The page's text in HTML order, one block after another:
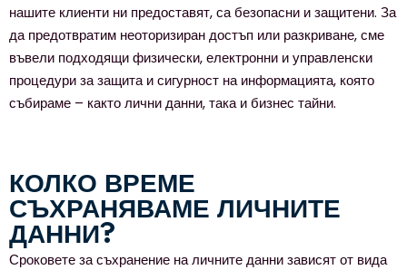
нашите клиенти ни предоставят, са безопасни и защитени. За
да предотвратим неоторизиран достъп или разкриване, сме
въвели подходящи физически, електронни и управленски
процедури за защита и сигурност на информацията, която
събираме – както лични данни, така и бизнес тайни.
КОЛКО ВРЕМЕ
СЪХРАНЯВАМЕ ЛИЧНИТЕ
ДАННИ?
Сроковете за съхранение на личните данни зависят от вида